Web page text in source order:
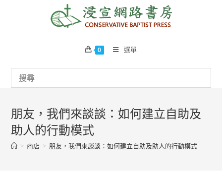
0 選單
朋友，我們來談談：如何建立自助及
助人的行動模式
> 商店 > 朋友，我們來談談：如何建立自助及助人的行動模式